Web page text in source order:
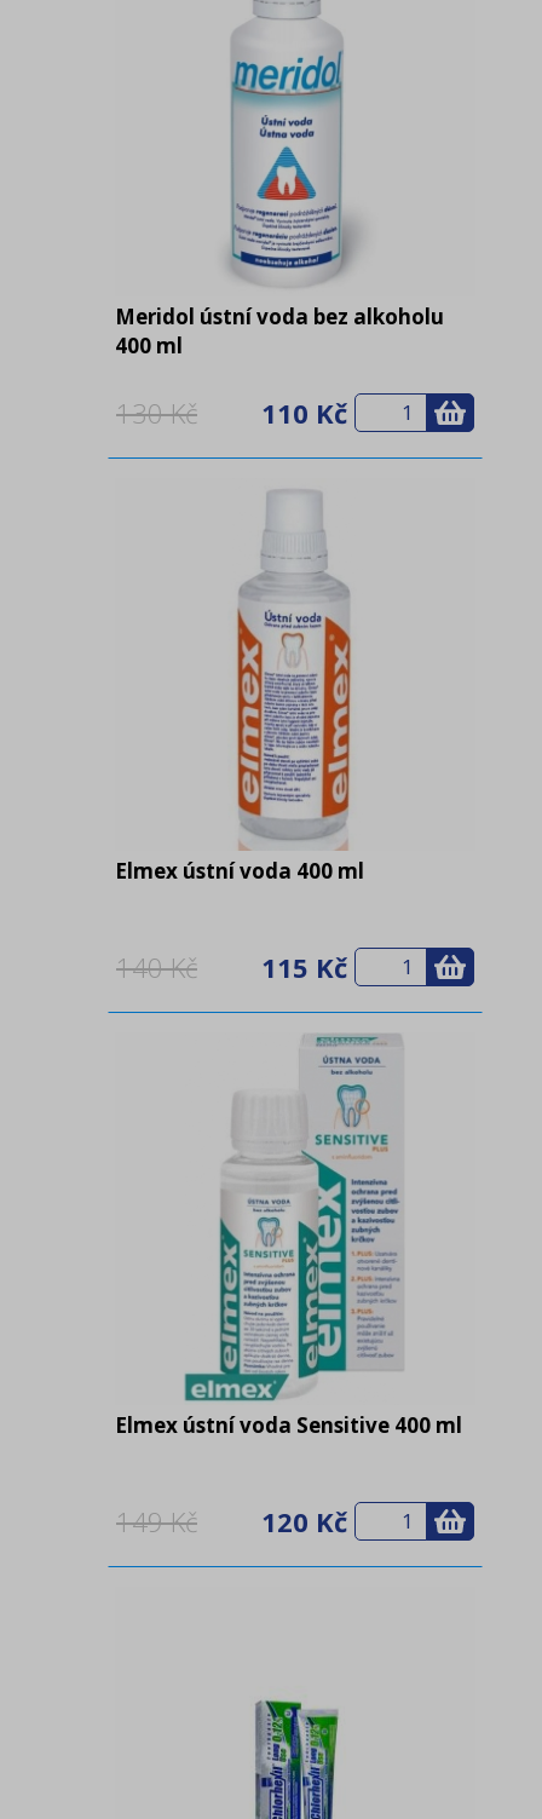
Spotřební materiál(28)
Osvěžovače a vůně(47)
Obaly, sáčky, pytle(20)
Dávkovače, zásobníky(47)
Praní a očista prádla(48)
Ultrazvukové čističky
(6)
Meridol ústní voda bez alkoholu
400 ml
130 Kč 110 Kč
Elmex ústní voda 400 ml
140 Kč 115 Kč
Elmex ústní voda Sensitive 400 ml
149 Kč 120 Kč